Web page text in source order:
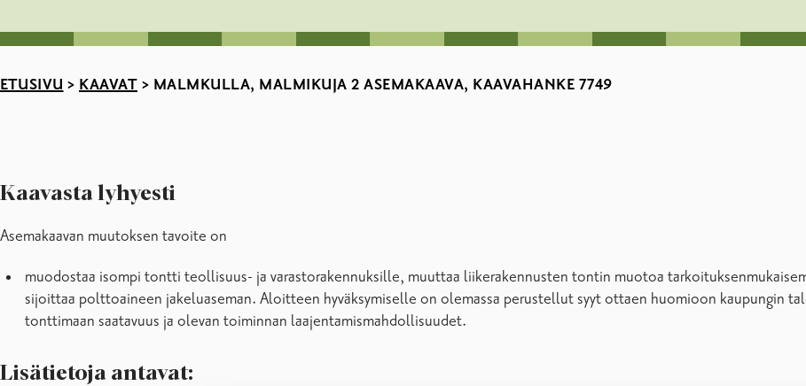
ETUSIVU > KAAVAT > MALMKULLA, MALMIKUJA 2 ASEMAKAAVA, KAAVAHANKE 7749
Kaavasta lyhyesti
Asemakaavan muutoksen tavoite on
muodostaa isompi tontti teollisuus- ja varastorakennuksille, muuttaa liikerakennusten tontin muotoa
sijoittaa polttoaineen jakeluaseman. Aloitteen hyväksymiselle on olemassa perustellut syyt ottaen huomioon kaupungin
tonttimaan saatavuus ja olevan toiminnan laajentamismahdollisuudet.
Lisätietoja antavat: